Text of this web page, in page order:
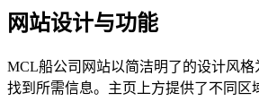
网站设计与功能
MCL船公司网站以简洁明了的设计风
找到所需信息。主页上方提供了不同区